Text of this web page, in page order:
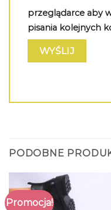
przeglądarce aby
pisania kolejnych
PODOBNE
Promocja!